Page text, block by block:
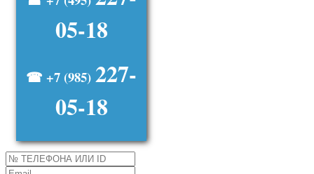
05-18
☎ +7 (985) 227-
05-18